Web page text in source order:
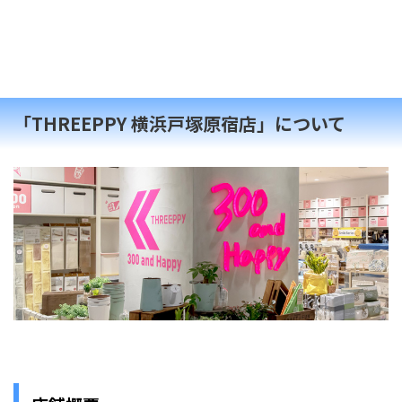
「THREEPPY 横浜戸塚原宿店」について